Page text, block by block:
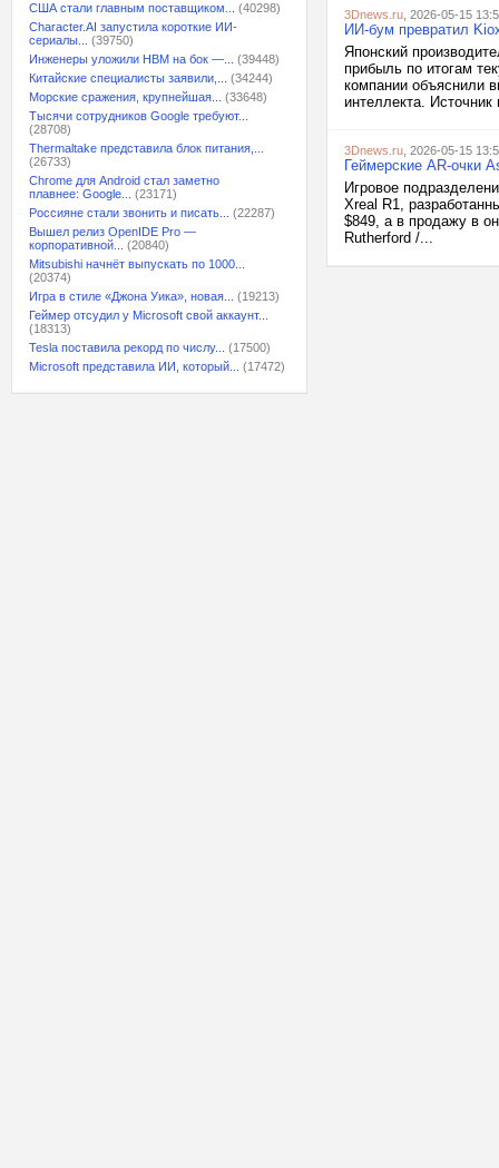
США стали главным поставщиком...
(40298)
Character.AI запустила короткие ИИ-
сериалы...
(39750)
Инженеры уложили HBM на бок —...
(39448)
Китайские специалисты заявили,...
(34244)
Морские сражения, крупнейшая...
(33648)
Тысячи сотрудников Google требуют...
(28708)
Thermaltake представила блок питания,...
(26733)
Chrome для Android стал заметно
плавнее: Google...
(23171)
Россияне стали звонить и писать...
(22287)
Вышел релиз OpenIDE Pro —
корпоративной...
(20840)
Mitsubishi начнёт выпускать по 1000...
(20374)
Игра в стиле «Джона Уика», новая...
(19213)
Геймер отсудил у Microsoft свой аккаунт...
(18313)
Tesla поставила рекорд по числу...
(17500)
Microsoft представила ИИ, который...
(17472)
3Dnews.ru , 2026-05-15
ИИ-бум превратил
Японский
прибыль по итогам
компании объяснили
интеллекта.
3Dnews.ru , 2026-05-15
Геймерские AR-очки
Игровое
Xreal R1,
$849, а в продажу в
Rutherford /...